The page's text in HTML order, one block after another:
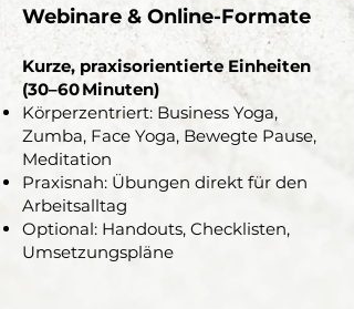
Webinare & Online-Formate
Kurze, praxisorientierte Einheiten
(30–60 Minuten)
Körperzentriert: Business Yoga,
Zumba, Face Yoga, Bewegte Pause,
Meditation
Praxisnah: Übungen direkt für den
Arbeitsalltag
Optional: Handouts, Checklisten,
Umsetzungspläne